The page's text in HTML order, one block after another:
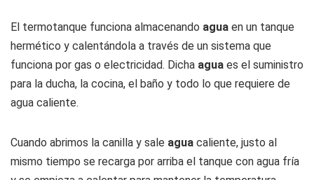
El termotanque funciona almacenando agua en un tanque
hermético y calentándola a través de un sistema que
funciona por gas o electricidad. Dicha agua es el suministro
para la ducha, la cocina, el baño y todo lo que requiere de
agua caliente.
Cuando abrimos la canilla y sale agua caliente, justo al
mismo tiempo se recarga por arriba el tanque con agua fría